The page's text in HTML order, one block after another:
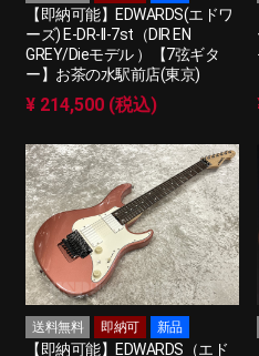
【即納可能】EDWARDS(エドワ
ーズ) E-DR-II-7st（DIR EN
GREY/Dieモデル ）【7弦ギタ
ー】お茶の水駅前店(東京)
¥ 214,500 (税込)
送料無料 即納可 新品
【即納可能】EDWARDS（エド